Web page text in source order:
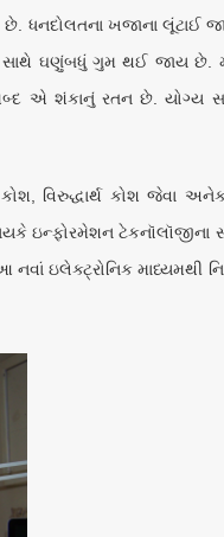
ખજાના લૂંટાઈ જાય
ઘણુંબધું ગુમ થઈ જાય છે.
શબ્દ એ શંકાનું રતન છે. યોગ્ય
વિરુદ્ધાર્થ કોશ જેવા
ટેકનૉલૉજીના
નવાં ઇલેક્ટ્રોનિક માધ્યમથી